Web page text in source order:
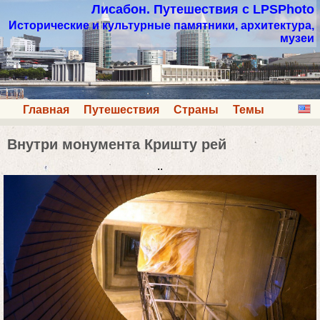
Лисабон. Путешествия с LPSPhoto
Исторические и культурные памятники, архитектура,
музеи
Главная Путешествия Страны Темы
Внутри монумента Кришту рей
..